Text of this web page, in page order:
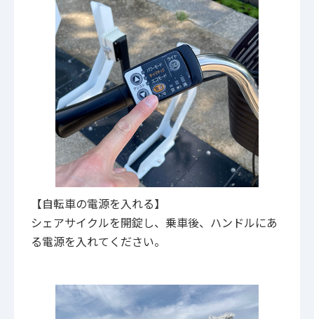
【自転車の電源を入れる】
シェアサイクルを開錠し、乗車後、ハンドルにあ
る電源を入れてください。